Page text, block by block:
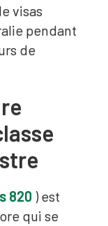
visas
pendant
de
820 ) est
qui se